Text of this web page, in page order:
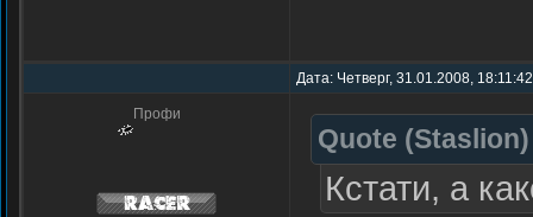
Дата: Четверг, 31.01.2008,
Профи
Quote (Staslion)
Кстати, а